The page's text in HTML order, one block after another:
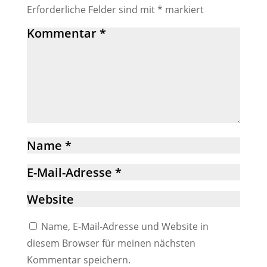
Erforderliche Felder sind mit* markiert
Name, E-Mail-Adresse und Website in
diesem Browser für meinen nächsten
Kommentar speichern.